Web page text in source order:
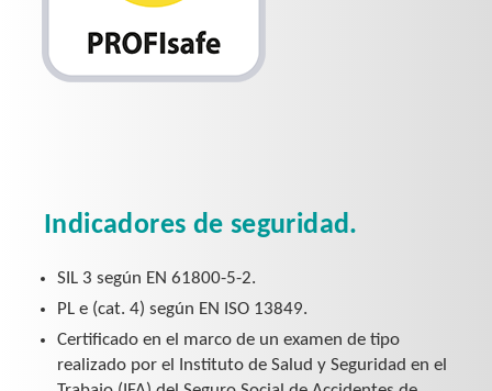
Indicadores de seguridad.
SIL 3 según EN 61800-5-2.
PL e (cat. 4) según EN ISO 13849.
Certificado en el marco de un examen de tipo
realizado por el Instituto de Salud y Seguridad en el